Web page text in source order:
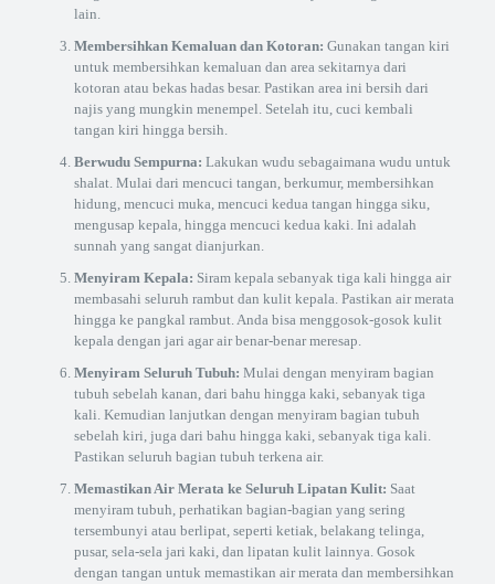
lain.
Membersihkan Kemaluan dan Kotoran: Gunakan tangan kiri
untuk membersihkan kemaluan dan area sekitarnya dari
kotoran atau bekas hadas besar. Pastikan area ini bersih dari
najis yang mungkin menempel. Setelah itu, cuci kembali
tangan kiri hingga bersih.
Berwudu Sempurna: Lakukan wudu sebagaimana wudu untuk
shalat. Mulai dari mencuci tangan, berkumur, membersihkan
hidung, mencuci muka, mencuci kedua tangan hingga siku,
mengusap kepala, hingga mencuci kedua kaki. Ini adalah
sunnah yang sangat dianjurkan.
Menyiram Kepala: Siram kepala sebanyak tiga kali hingga air
membasahi seluruh rambut dan kulit kepala. Pastikan air merata
hingga ke pangkal rambut. Anda bisa menggosok-gosok kulit
kepala dengan jari agar air benar-benar meresap.
Menyiram Seluruh Tubuh: Mulai dengan menyiram bagian
tubuh sebelah kanan, dari bahu hingga kaki, sebanyak tiga
kali. Kemudian lanjutkan dengan menyiram bagian tubuh
sebelah kiri, juga dari bahu hingga kaki, sebanyak tiga kali.
Pastikan seluruh bagian tubuh terkena air.
Memastikan Air Merata ke Seluruh Lipatan Kulit: Saat
menyiram tubuh, perhatikan bagian-bagian yang sering
tersembunyi atau berlipat, seperti ketiak, belakang telinga,
pusar, sela-sela jari kaki, dan lipatan kulit lainnya. Gosok
dengan tangan untuk memastikan air merata dan membersihkan